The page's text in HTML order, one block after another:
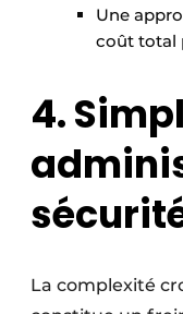
Une
coût total
4.
La complexité